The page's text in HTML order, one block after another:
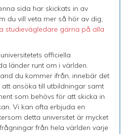
sida har skickats in av
du vill veta mer så hör av dig,
studievägledare gärna på alla
officiella
länder runt om i världen.
du kommer ifrån, innebär det
ansöka till utbildningar samt
som behövs för att skicka in
Vi kan ofta erbjuda en
detta universitet är mycket
från hela världen varje